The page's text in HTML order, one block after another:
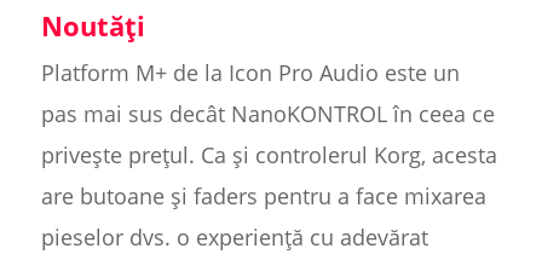
Noutăți
Platform M+ de la Icon Pro Audio este un
pas mai sus decât NanoKONTROL în ceea ce
privește prețul. Ca și controlerul Korg, acesta
are butoane și faders pentru a face mixarea
pieselor dvs. o experiență cu adevărat